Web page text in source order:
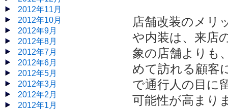
2012年11月
2012年10月
2012年9月
2012年8月
2012年7月
2012年6月
2012年5月
2012年3月
2012年2月
2012年1月
店舗改装のメリ
や内装は、来店
象の店舗よりも
めて訪れる顧客
で通行人の目に
可能性が高まり